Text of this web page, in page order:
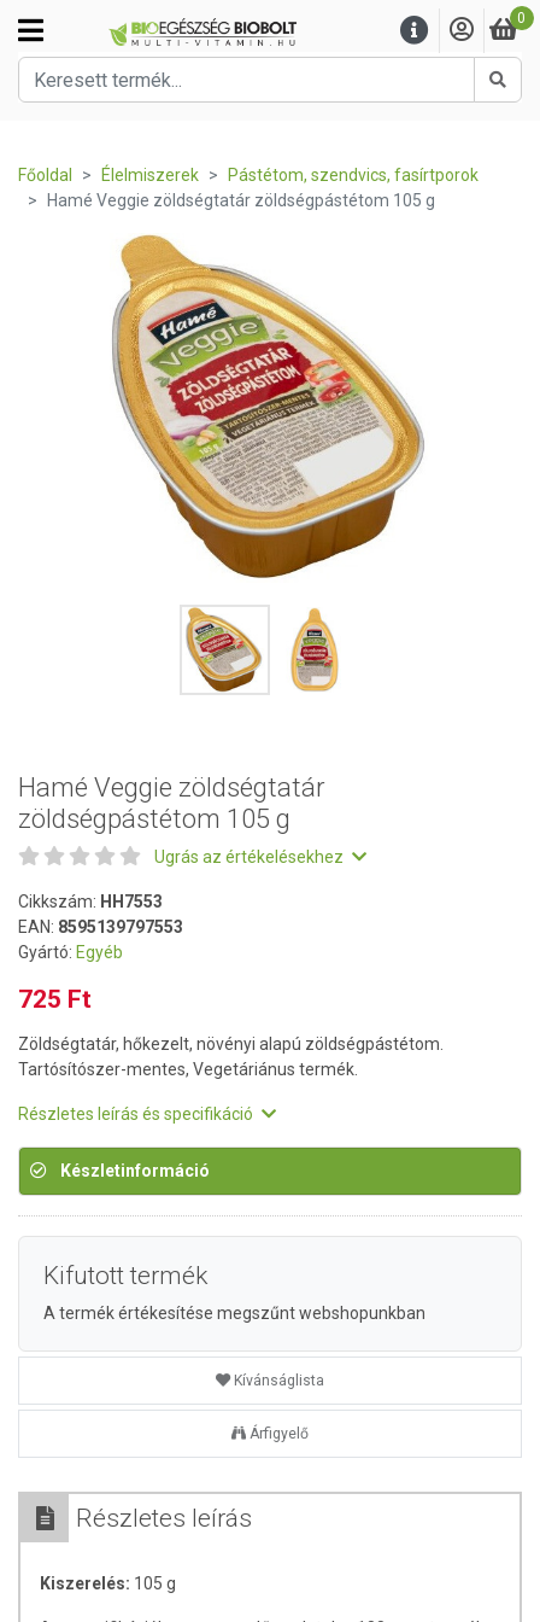
0
Főoldal Élelmiszerek
Pástétom, szendvics, fasírtporok
Hamé Veggie zöldségtatár zöldségpástétom 105 g
Hamé Veggie zöldségtatár
zöldségpástétom 105 g
Ugrás az értékelésekhez
Cikkszám: HH7553
EAN: 8595139797553
Gyártó: Egyéb
725 Ft
Zöldségtatár, hőkezelt, növényi alapú zöldségpástétom.
Tartósítószer-mentes, Vegetáriánus termék.
Részletes leírás és specifikáció
Készletinformáció
Kifutott termék
A termék értékesítése megszűnt webshopunkban
Kívánságlista
Árfigyelő
Részletes leírás
Kiszerelés: 105 g